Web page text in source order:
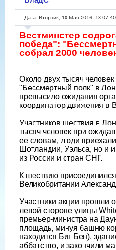
Дата: Вторник, 10 Мая 2016,
Вестминстер
победа":
собрал 2000
Около двух тысяч
"Бессмертный полк" в
превысило ожидания
координатор движения в
Участников шествия в
тысяч человек при
ее словам, люди
Шотландии, Уэльса, но и
из России и стран СНГ.
К шествию
Великобритании
Участники акции прошли
левой стороне улицы
премьер-министра на
площадь, минуя башню
находится Биг Бен),
аббатство, и закончили